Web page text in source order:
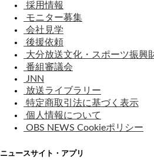
採用情報
モニター募集
会社見学
後援依頼
大分放送文化・スポーツ振興
番組審議会
JNN
放送ライブラリー
特定商取引法に基づく表示
個人情報について
OBS NEWS Cookieポリシー
ニュースサイト・アプリ